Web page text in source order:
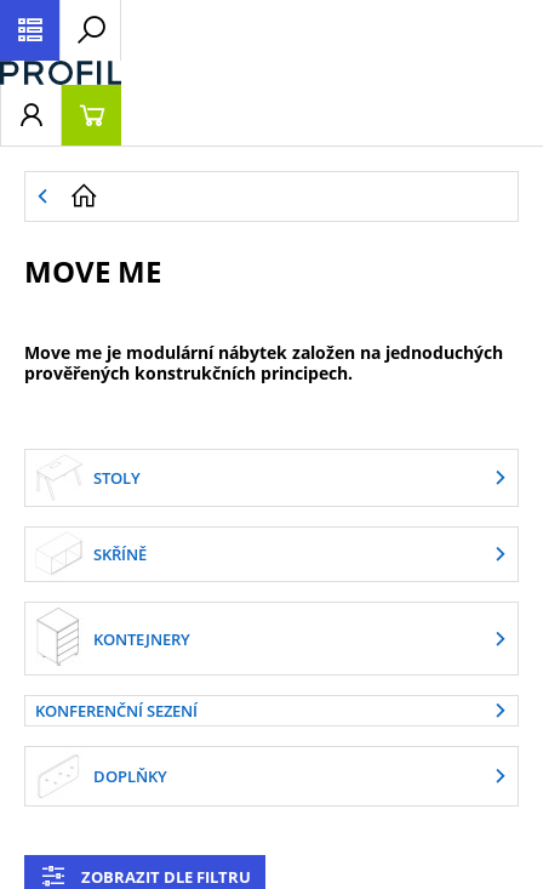
MOVE ME
Move me je modulární nábytek založen na jednoduchých
prověřených konstrukčních principech.
STOLY
SKŘÍNĚ
KONTEJNERY
KONFERENČNÍ SEZENÍ
DOPLŇKY
ZOBRAZIT DLE FILTRU